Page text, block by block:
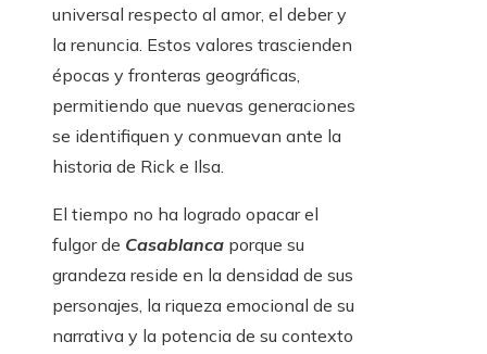
universal respecto al amor, el deber y
la renuncia. Estos valores trascienden
épocas y fronteras geográficas,
permitiendo que nuevas generaciones
se identifiquen y conmuevan ante la
historia de Rick e Ilsa.
El tiempo no ha logrado opacar el
fulgor de Casablanca porque su
grandeza reside en la densidad de sus
personajes, la riqueza emocional de su
narrativa y la potencia de su contexto